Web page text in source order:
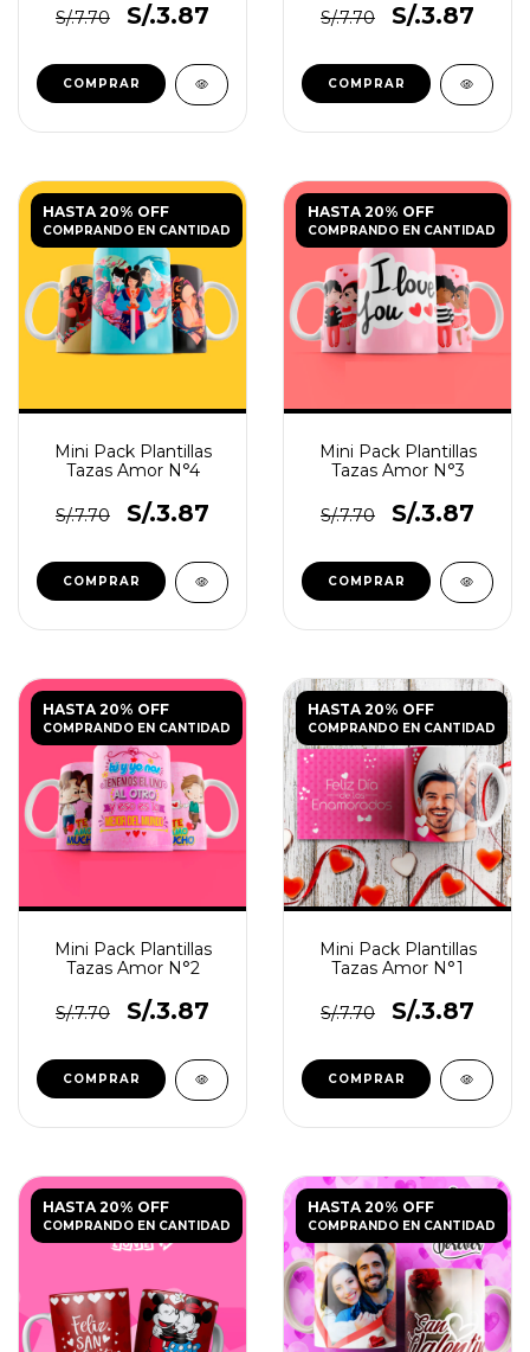
S/.7.70 S/.3.87 S/.7.70 S/.3.87
HASTA 20% OFF
COMPRANDO EN CANTIDAD
Mini Pack Plantillas
Tazas Amor N°4
S/.7.70 S/.3.87
HASTA 20% OFF
COMPRANDO EN CANTIDAD
Mini Pack Plantillas
Tazas Amor N°3
S/.7.70 S/.3.87
HASTA 20% OFF
COMPRANDO EN CANTIDAD
Mini Pack Plantillas
Tazas Amor N°2
S/.7.70 S/.3.87
HASTA 20% OFF
COMPRANDO EN CANTIDAD
Mini Pack Plantillas
Tazas Amor N°1
S/.7.70 S/.3.87
HASTA 20% OFF
COMPRANDO EN CANTIDAD
HASTA 20% OFF
COMPRANDO EN CANTIDAD